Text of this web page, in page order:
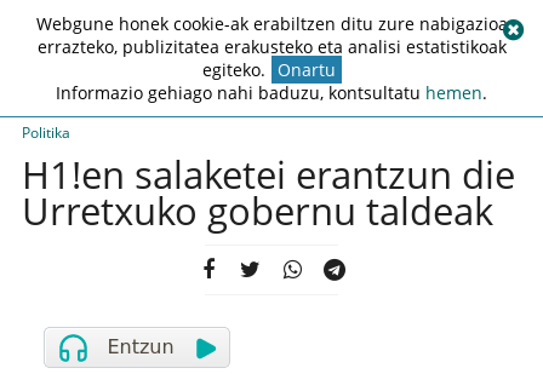
Politika
H1!en salaketei erantzun die
Urretxuko gobernu taldeak
Webgune honek cookie-ak erabiltzen ditu zure nabigazioa
errazteko, publizitatea erakusteko eta analisi estatistikoak
egiteko. Onartu
Informazio gehiago nahi baduzu, kontsultatu hemen.